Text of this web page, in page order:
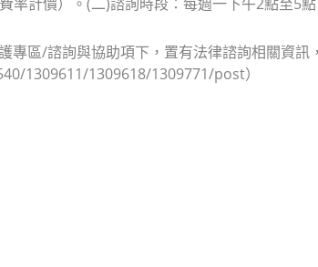
專區/諮詢與協助項下，置有法律諮詢相關資訊
1309611/1309618/1309771/post）